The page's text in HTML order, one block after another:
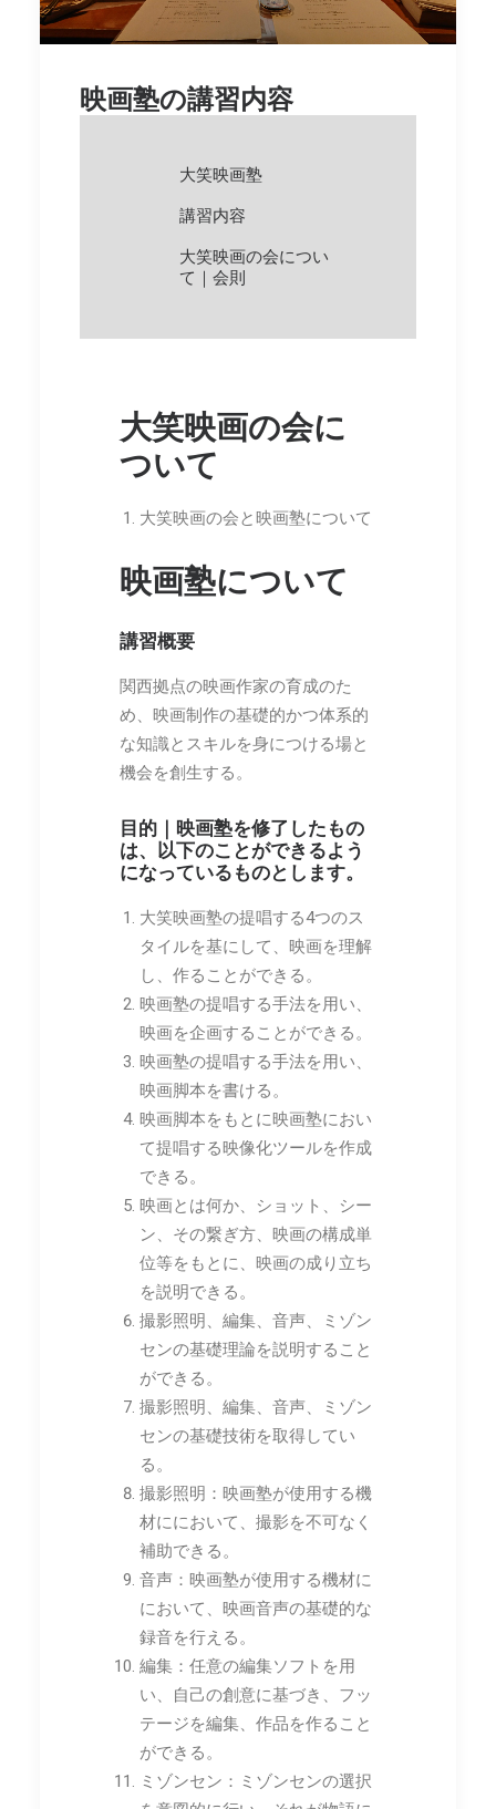
映画塾の講習内容
大笑映画塾
講習内容
大笑映画の会につい
て｜会則
大笑映画の会に
ついて
大笑映画の会と映画塾について
映画塾について
講習概要
関西拠点の映画作家の育成のた
め、映画制作の基礎的かつ体系的
な知識とスキルを身につける場と
機会を創生する。
目的｜映画塾を修了したもの
は、以下のことができるよう
になっているものとします。
大笑映画塾の提唱する4つのス
タイルを基にして、映画を理解
し、作ることができる。
映画塾の提唱する手法を用い、
映画を企画することができる。
映画塾の提唱する手法を用い、
映画脚本を書ける。
映画脚本をもとに映画塾におい
て提唱する映像化ツールを作成
できる。
映画とは何か、ショット、シー
ン、その繋ぎ方、映画の構成単
位等をもとに、映画の成り立ち
を説明できる。
撮影照明、編集、音声、ミゾン
センの基礎理論を説明すること
ができる。
撮影照明、編集、音声、ミゾン
センの基礎技術を取得してい
る。
撮影照明：映画塾が使用する機
材ににおいて、撮影を不可なく
補助できる。
音声：映画塾が使用する機材に
において、映画音声の基礎的な
録音を行える。
編集：任意の編集ソフトを用
い、自己の創意に基づき、フッ
テージを編集、作品を作ること
ができる。
ミゾンセン：ミゾンセンの選択